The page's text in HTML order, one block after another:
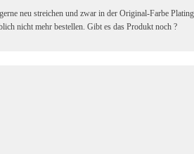
neu streichen und zwar in der Original-Farbe
nicht mehr bestellen. Gibt es das Produkt noch ?